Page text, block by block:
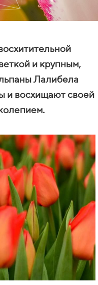
и крупным,
Лалибела
и восхищают своей